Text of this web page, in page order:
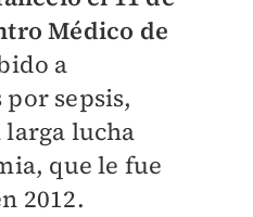
Médico de
a
sepsis,
larga lucha
que le fue
2012.